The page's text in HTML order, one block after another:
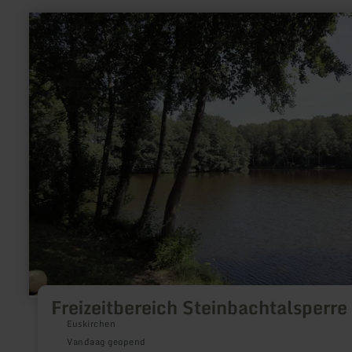
Freizeitbereich Steinbachtalsperre
Euskirchen
Vandaag geopend
meer
informatie
over:
Freizeitbereich
Steinbachtalsperre